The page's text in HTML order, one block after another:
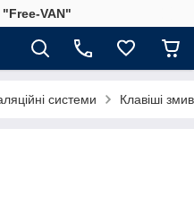
"Free-VAN"
системи Клавіші